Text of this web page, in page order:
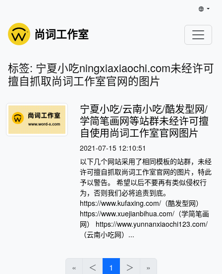
尚词工作室
标签: 宁夏小吃ningxiaxiaochi.com未经许可
擅自抓取尚词工作室官网的图片
宁夏小吃/云南小吃/酷发型网/
学简笔画网等站群未经许可擅
自使用尚词工作室官网图片
2021-07-15 12:10:51
以下几个网站采用了相同模板的站群，未经
许可擅自抓取尚词工作室官网的图片，特此
予以警告。 希望以后不要再有类似侵权行
为，否则我们必将追责到底。
https://www.kufaxing.com/（酷发型网）
https://www.xuejianbihua.com/（学简笔画
网） https://www.yunnanxiaochi123.com/
（云南小吃网）...
« ＜ 1 ＞ »